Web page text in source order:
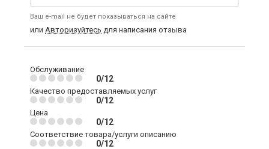
Ваш e-mail не будет показываться на сайте
или Авторизуйтесь для написания отзыва
Обслуживание
0/12
Качество предоставляемых услуг
0/12
Цена
0/12
Соответствие товара/услуги описанию
0/12